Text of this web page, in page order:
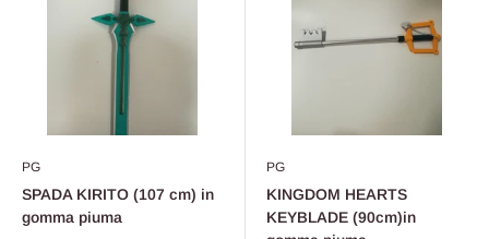
PG
SPADA KIRITO (107 cm) in
gomma piuma
PG
KINGDOM HEARTS
KEYBLADE (90cm)in